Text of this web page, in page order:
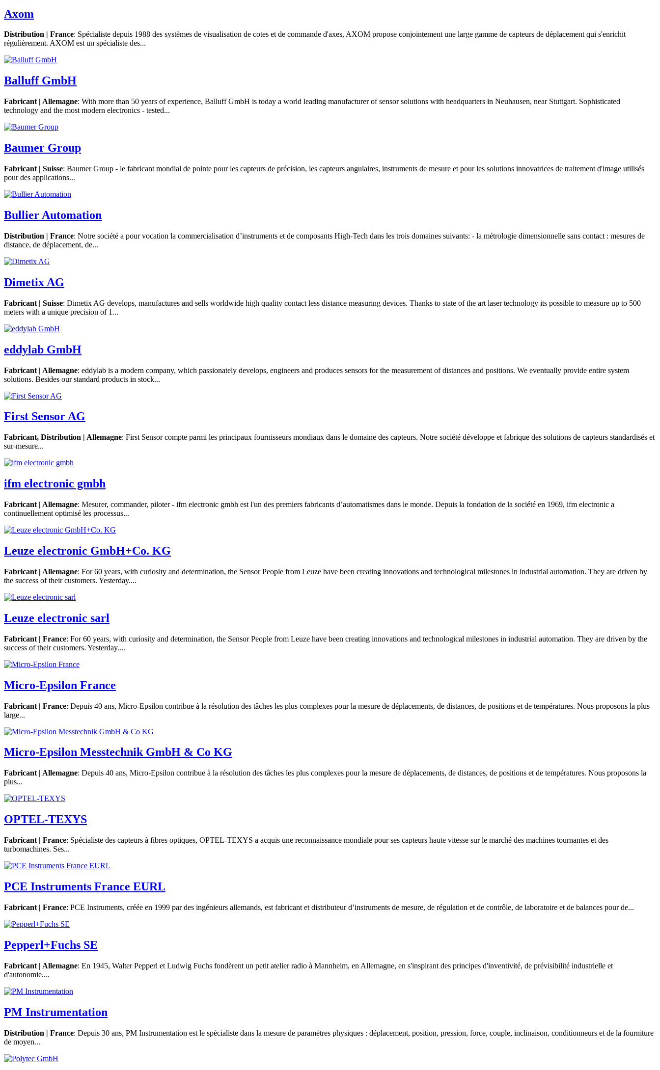
Axom
Distribution | France: Spécialiste depuis 1988 des systèmes de visualisation de cotes et de commande d'axes, AXOM propose conjointement une large gamme de capteurs de déplacement qui s'enrichit
régulièrement. AXOM est un spécialiste des...
Balluff GmbH
Fabricant | Allemagne: With more than 50 years of experience, Balluff GmbH is today a world leading manufacturer of sensor solutions with headquarters in Neuhausen, near Stuttgart. Sophisticated
technology and the most modern electronics - tested...
Baumer Group
Fabricant | Suisse: Baumer Group - le fabricant mondial de pointe pour les capteurs de précision, les capteurs angulaires, instruments de mesure et pour les solutions innovatrices de traitement d'image utilisés
pour des applications...
Bullier Automation
Distribution | France: Notre société a pour vocation la commercialisation d’instruments et de composants High-Tech dans les trois domaines suivants: - la métrologie dimensionnelle sans contact : mesures de
distance, de déplacement, de...
Dimetix AG
Fabricant | Suisse: Dimetix AG develops, manufactures and sells worldwide high quality contact less distance measuring devices. Thanks to state of the art laser technology its possible to measure up to 500
meters with a unique precision of 1...
eddylab GmbH
Fabricant | Allemagne: eddylab is a modern company, which passionately develops, engineers and produces sensors for the measurement of distances and positions. We eventually provide entire system
solutions. Besides our standard products in stock...
First Sensor AG
Fabricant, Distribution | Allemagne: First Sensor compte parmi les principaux fournisseurs mondiaux dans le domaine des capteurs. Notre société développe et fabrique des solutions de capteurs standardisés et
sur-mesure...
ifm electronic gmbh
Fabricant | Allemagne: Mesurer, commander, piloter - ifm electronic gmbh est l'un des premiers fabricants d’automatismes dans le monde. Depuis la fondation de la société en 1969, ifm electronic a
continuellement optimisé les processus...
Leuze electronic GmbH+Co. KG
Fabricant | Allemagne: For 60 years, with curiosity and determination, the Sensor People from Leuze have been creating innovations and technological milestones in industrial automation. They are driven by
the success of their customers. Yesterday....
Leuze electronic sarl
Fabricant | France: For 60 years, with curiosity and determination, the Sensor People from Leuze have been creating innovations and technological milestones in industrial automation. They are driven by the
success of their customers. Yesterday....
Micro-Epsilon France
Fabricant | France: Depuis 40 ans, Micro-Epsilon contribue à la résolution des tâches les plus complexes pour la mesure de déplacements, de distances, de positions et de températures. Nous proposons la plus
large...
Micro-Epsilon Messtechnik GmbH & Co KG
Fabricant | Allemagne: Depuis 40 ans, Micro-Epsilon contribue à la résolution des tâches les plus complexes pour la mesure de déplacements, de distances, de positions et de températures. Nous proposons la
plus...
OPTEL-TEXYS
Fabricant | France: Spécialiste des capteurs à fibres optiques, OPTEL-TEXYS a acquis une reconnaissance mondiale pour ses capteurs haute vitesse sur le marché des machines tournantes et des
turbomachines. Ses...
PCE Instruments France EURL
Fabricant | France: PCE Instruments, créée en 1999 par des ingénieurs allemands, est fabricant et distributeur d’instruments de mesure, de régulation et de contrôle, de laboratoire et de balances pour de...
Pepperl+Fuchs SE
Fabricant | Allemagne: En 1945, Walter Pepperl et Ludwig Fuchs fondèrent un petit atelier radio à Mannheim, en Allemagne, en s'inspirant des principes d'inventivité, de prévisibilité industrielle et
d'autonomie....
PM Instrumentation
Distribution | France: Depuis 30 ans, PM Instrumentation est le spécialiste dans la mesure de paramètres physiques : déplacement, position, pression, force, couple, inclinaison, conditionneurs et de la fourniture
de moyen...